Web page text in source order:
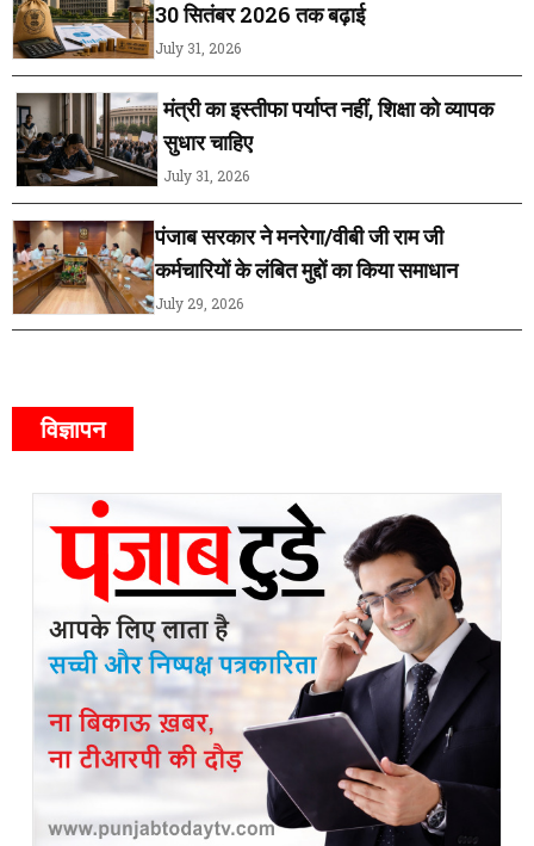
30 सितंबर 2026 तक बढ़ाई
July 31, 2026
मंत्री का इस्तीफा पर्याप्त नहीं, शिक्षा को व्यापक
सुधार चाहिए
July 31, 2026
पंजाब सरकार ने मनरेगा/वीबी जी राम जी
कर्मचारियों के लंबित मुद्दों का किया समाधान
July 29, 2026
विज्ञापन